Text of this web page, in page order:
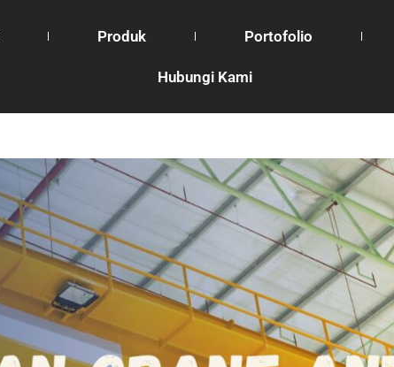
Produk Portofolio
Hubungi Kami